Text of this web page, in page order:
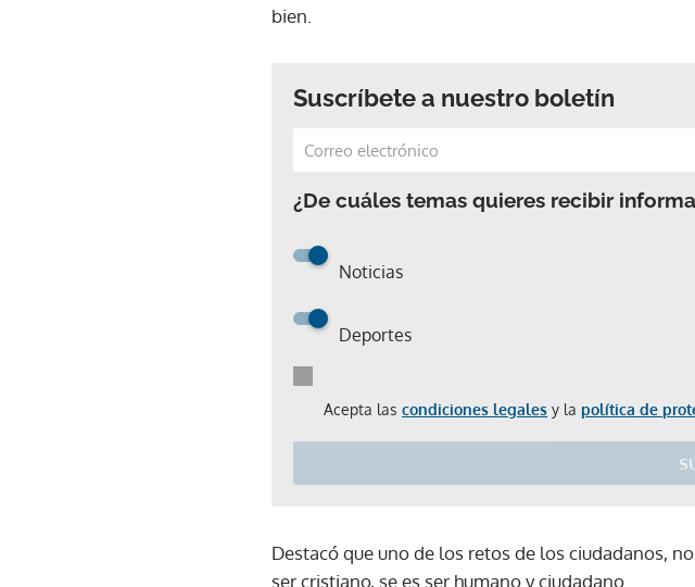
bien.
Suscríbete a nuestro boletín
¿De cuáles temas quieres recibir
Noticias
Deportes
Acepta las condiciones legales y la política de
Destacó que uno de los retos de los ciudadanos,
ser cristiano, se es ser humano y ciudadano.